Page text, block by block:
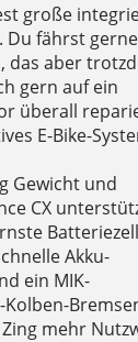
große
Du fährst
das aber
gern auf ein
überall
E-Bike-
Gewicht und
CX
Akku-
ein MIK-
mehr